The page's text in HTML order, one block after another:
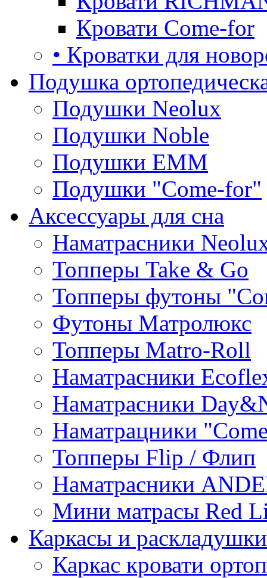
Кровати Come-for
• Кроватки для
Подушка
Подушки Neolux
Подушки Noble
Подушки ЕММ
Подушки "Come-for"
Аксессуары для сна
Наматрасники
Топперы Take & Go
Топперы футоны
Футоны Матролюкс
Топперы Matro-Roll
Наматрасники
Наматрасники
Наматрацники
Топперы Flip / Флип
Наматрасники
Мини матрасы Red
Каркасы и раскладушки
Каркас кровати